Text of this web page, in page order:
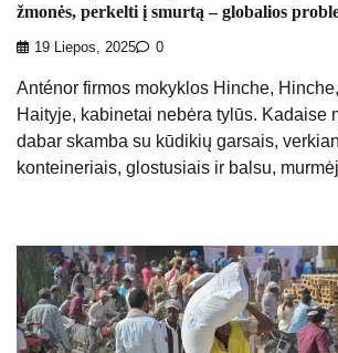
žmonės, perkelti į smurtą – globalios
19 Liepos, 2025 0
Anténor firmos mokyklos Hinche,
Haityje, kabinetai nebėra tylūs. Kadaise
dabar skamba su kūdikių garsais,
konteineriais, glostusiais ir balsu,